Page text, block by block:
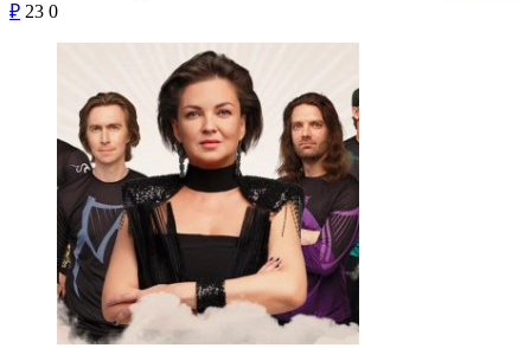
₽ 23 0